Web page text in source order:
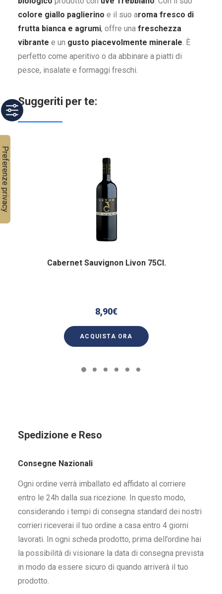
colore giallo paglierino e il suo aroma fresco di
frutta bianca e agrumi, offre una freschezza
vibrante e un gusto piacevolmente minerale. È
perfetto come aperitivo o da abbinare a piatti di
pesce, insalate e formaggi freschi.
Suggeriti per te:
Cabernet Sauvignon Livon 75Cl.
8,90€
ACQUISTA ORA
Spedizione e Reso
Consegne Nazionali
Ogni ordine verrà imballato ed affidato al corriere
entro le 24h dalla sua ricezione. In questo modo,
considerando i tempi di consegna standard dei nostri
corrieri riceverai il tuo ordine a casa entro 4 giorni
lavorati. In ogni scheda prodotto, prima dell’ordine hai
la possibilità di visionare la data di consegna prevista
in modo da essere sicuro di quando arriverà il tuo
prodotto.